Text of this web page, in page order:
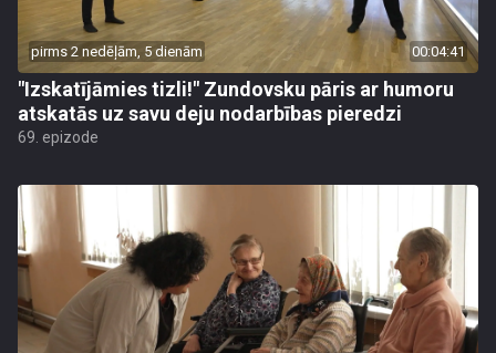
pirms 2 nedēļām, 5 dienām 00:04:41
"Izskatījāmies tizli!" Zundovsku pāris ar humoru
atskatās uz savu deju nodarbības pieredzi
69. epizode